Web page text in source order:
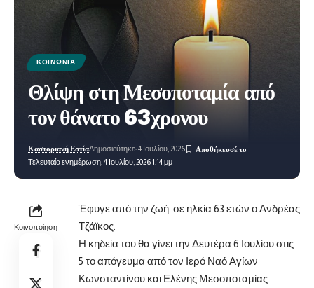
ΚΟΙΝΩΝΊΑ
Θλίψη στη Μεσοποταμία από
τον θάνατο 63χρονου
Τελευταία ενημέρωση: 4 Ιουλίου, 2026 1:14 μμ
Καστοριανή ΕστίαΔημοσιεύτηκε: 4 Ιουλίου, 2026
Κοινοποίηση
Έφυγε από την ζωή σε ηλκία 63 ετών ο Ανδρέας
Τζάϊκος.
Η κηδεία του θα γίνει την Δευτέρα 6 Ιουλίου στις
5 το απόγευμα από τον Ιερό Ναό Αγίων
Κωνσταντίνου και Ελένης Μεσοποταμίας